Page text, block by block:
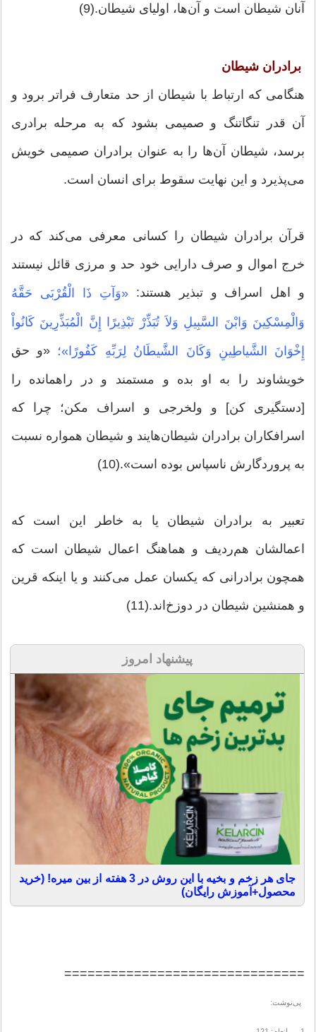
آنان شیطان است و آن‌‌ها، اولیای شیطان.(9)
برادران شیطان
هنگامی که ارتباط با شیطان از حد متعارف فراتر برود و
آن قدر تنگاتنگ و صمیمی بشود که به مرحله برادری
برسد، شیطان آن‌ها را به عنوان برادران صمیمی خویش
می‌پذیرد و این نهایت سقوط برای انسان است.
قرآن برادران شیطان را کسانی معرفی می‌کند که در
خرج اموال و صرف دارایی خود حد و مرزی قائل نیستند
و اهل اسراف و تبذیر هستند:«وَآتِ ذَا الْقُرْبَى حَقَّهُ
وَالْمِسْكِینَ وَابْنَ السَّبِیلِ وَلاَ تُبَذِّرْ تَبْذِیرًا إِنَّ الْمُبَذِّرِینَ كَانُواْ
إِخْوَانَ الشَّیاطِینِ وَكَانَ الشَّیطَانُ لِرَبِّهِ كَفُورًا»؛ «و حق
خویشاوند را به او بده و مستمند و در راه‏مانده را
[دستگیرى كن] و ولخرجى و اسراف مكن؛ چرا كه
اسرافكاران برادران شیطان‌هایند و شیطان همواره نسبت
به پروردگارش ناسپاس بوده است».(10)
تعبیر به برادران شیطان یا به خاطر این است که
اعمالشان هم‌ردیف و هماهنگ اعمال شیطان است که
همچون برادرانی که یکسان عمل می‌کنند و یا اینکه قرین
و همنشین شیطان در دوزخ‌اند.(11)
پیشنهاد امروز
جای هر زخم و بخیه با این روش در 3 هفته از بین میره! (خرید
محصول+آموزش رایگان)
===============================
پی‌نوشت: